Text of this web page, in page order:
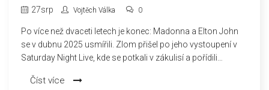
DVACETILETÝM SPOREM
27srp Vojtěch Válka 0
Po více než dvaceti letech je konec: Madonna a Elton John
se v dubnu 2025 usmířili. Zlom přišel po jeho vystoupení v
Saturday Night Live, kde se potkali v zákulisí a pořídili
idol jejího mládí její práci veřejně shazoval. Spor začal v roce
Číst více